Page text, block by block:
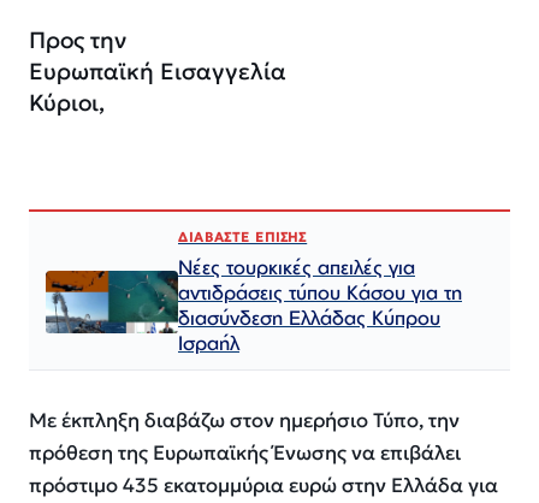
Προς την
Ευρωπαϊκή Εισαγγελία
Κύριοι,
ΔΙΑΒΑΣΤΕ ΕΠΙΣΗΣ
Νέες τουρκικές απειλές για
αντιδράσεις τύπου Κάσου για τη
διασύνδεση Ελλάδας Κύπρου
Ισραήλ
Με έκπληξη διαβάζω στον ημερήσιο Τύπο, την
πρόθεση της Ευρωπαϊκής Ένωσης να επιβάλει
πρόστιμο 435 εκατομμύρια ευρώ στην Ελλάδα για